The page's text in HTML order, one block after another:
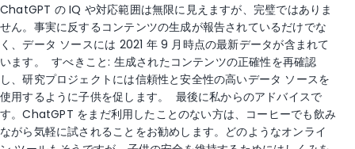
ChatGPT の IQ や対応範囲は無限に見えますが、完璧ではありま
せん。事実に反するコンテンツの生成が報告されているだけでな
く、データ ソースには 2021 年 9 月時点の最新データが含まれて
います。
すべきこと: 生成されたコンテンツの正確性を再確認
し、研究プロジェクトには信頼性と安全性の高いデータ ソースを
使用するように子供を促します。
最後に私からのアドバイスで
す。ChatGPT をまだ利用したことのない方は、コーヒーでも飲み
ながら気軽に試されることをお勧めします。どのようなオンライ